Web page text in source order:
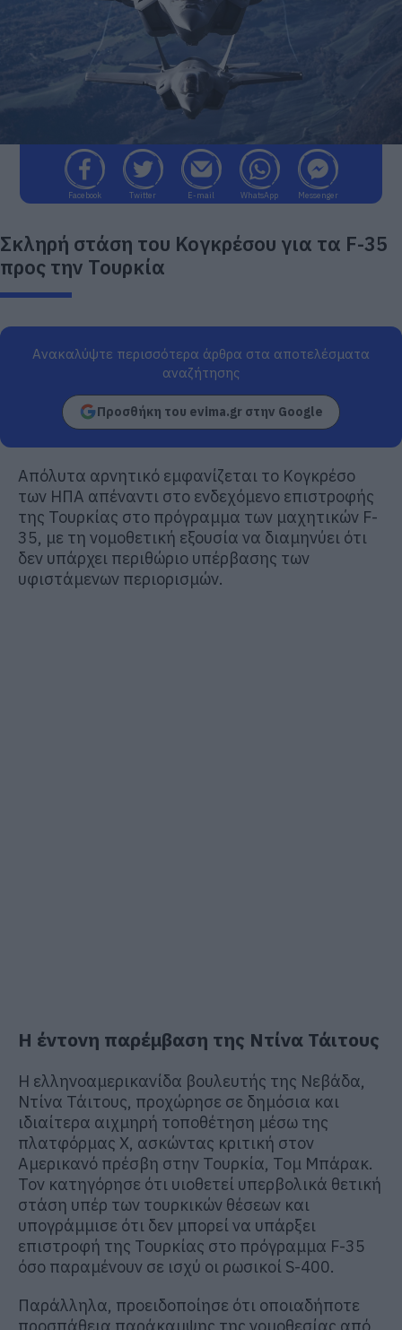
Facebook Twitter E-mail WhatsApp Messenger
Σκληρή στάση του Κογκρέσου για τα F-35
προς την Τουρκία
Ανακαλύψτε περισσότερα άρθρα στα αποτελέσματα
αναζήτησης
Προσθήκη του evima.gr στην Google
Απόλυτα αρνητικό εμφανίζεται το Κογκρέσο
των ΗΠΑ απέναντι στο ενδεχόμενο επιστροφής
της Τουρκίας στο πρόγραμμα των μαχητικών F-
35, με τη νομοθετική εξουσία να διαμηνύει ότι
δεν υπάρχει περιθώριο υπέρβασης των
υφιστάμενων περιορισμών.
Η έντονη παρέμβαση της Ντίνα Τάιτους
Η ελληνοαμερικανίδα βουλευτής της Νεβάδα,
Ντίνα Τάιτους, προχώρησε σε δημόσια και
ιδιαίτερα αιχμηρή τοποθέτηση μέσω της
πλατφόρμας Χ, ασκώντας κριτική στον
Αμερικανό πρέσβη στην Τουρκία, Τομ Μπάρακ.
Τον κατηγόρησε ότι υιοθετεί υπερβολικά θετική
στάση υπέρ των τουρκικών θέσεων και
υπογράμμισε ότι δεν μπορεί να υπάρξει
επιστροφή της Τουρκίας στο πρόγραμμα F-35
όσο παραμένουν σε ισχύ οι ρωσικοί S-400.
Παράλληλα, προειδοποίησε ότι οποιαδήποτε
προσπάθεια παράκαμψης της νομοθεσίας από